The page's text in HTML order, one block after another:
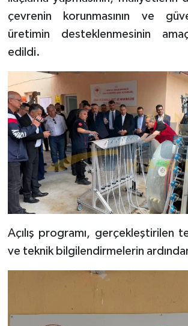
çevrenin korunmasının ve
üretimin desteklenmesinin
edildi.
Açılış programı, gerçekleştirilen
ve teknik bilgilendirmelerin